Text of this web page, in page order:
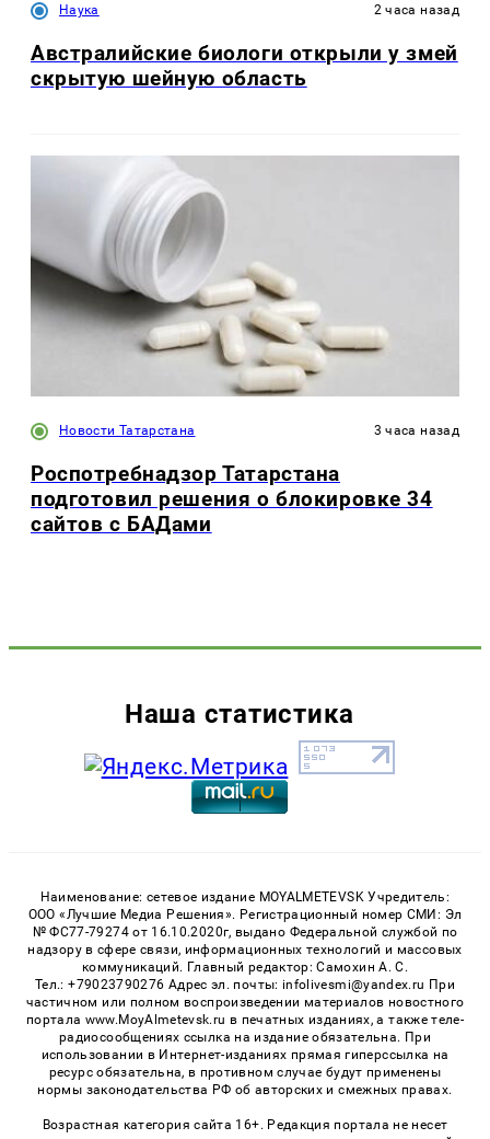
Наука 2 часа назад
Австралийские биологи открыли у змей
скрытую шейную область
Новости Татарстана 3 часа назад
Роспотребнадзор Татарстана
подготовил решения о блокировке 34
сайтов с БАДами
Наша статистика
Наименование: сетевое издание MOYALMETEVSK Учредитель:
ООО «Лучшие Медиа Решения». Регистрационный номер СМИ: Эл
№ ФС77-79274 от 16.10.2020г, выдано Федеральной службой по
надзору в сфере связи, информационных технологий и массовых
коммуникаций. Главный редактор: Самохин А. С.
Тел.: +79023790276 Адрес эл. почты: infolivesmi@yandex.ru При
частичном или полном воспроизведении материалов новостного
портала www.MoyAlmetevsk.ru в печатных изданиях, а также теле-
радиосообщениях ссылка на издание обязательна. При
использовании в Интернет-изданиях прямая гиперссылка на
ресурс обязательна, в противном случае будут применены
нормы законодательства РФ об авторских и смежных правах.
Возрастная категория сайта 16+. Редакция портала не несет